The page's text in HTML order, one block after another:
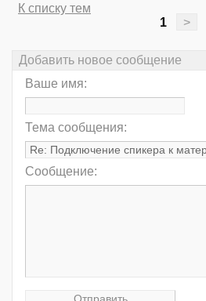
К списку тем
1
>
Добавить новое сообщение
Ваше имя:
Тема сообщения:
Сообщение: